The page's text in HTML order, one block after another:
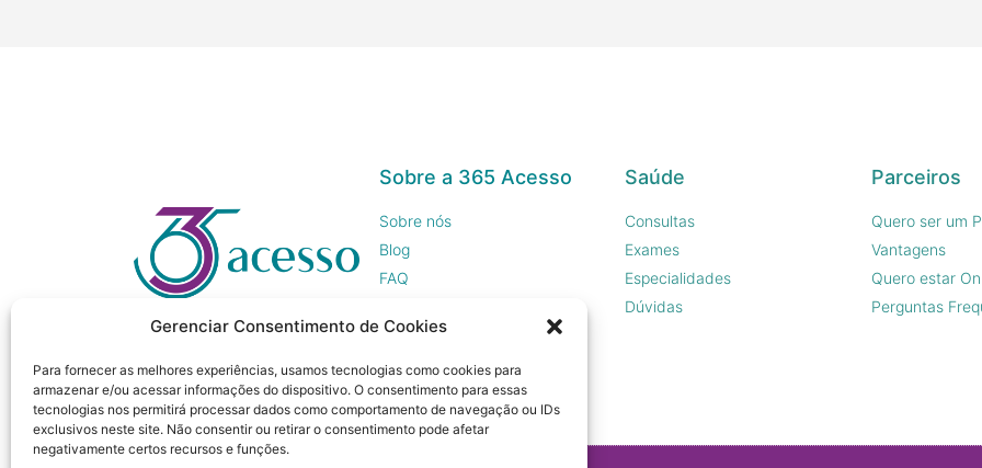
Gerenciar Consentimento de Cookies
Para fornecer as melhores experiências, usamos tecnologias como cookies para
armazenar e/ou acessar informações do dispositivo. O consentimento para essas
tecnologias nos permitirá processar dados como comportamento de navegação ou IDs
exclusivos neste site. Não consentir ou retirar o consentimento pode afetar
negativamente certos recursos e funções.
Sobre a 365 Acesso
Sobre nós
Blog
FAQ
Imprensa
Saúde
Consultas
Exames
Especialidades
Dúvidas
Parceiros
Quero ser um
Vantagens
Quero estar
Perguntas